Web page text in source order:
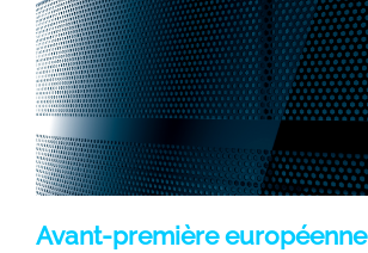
Avant-première européenne